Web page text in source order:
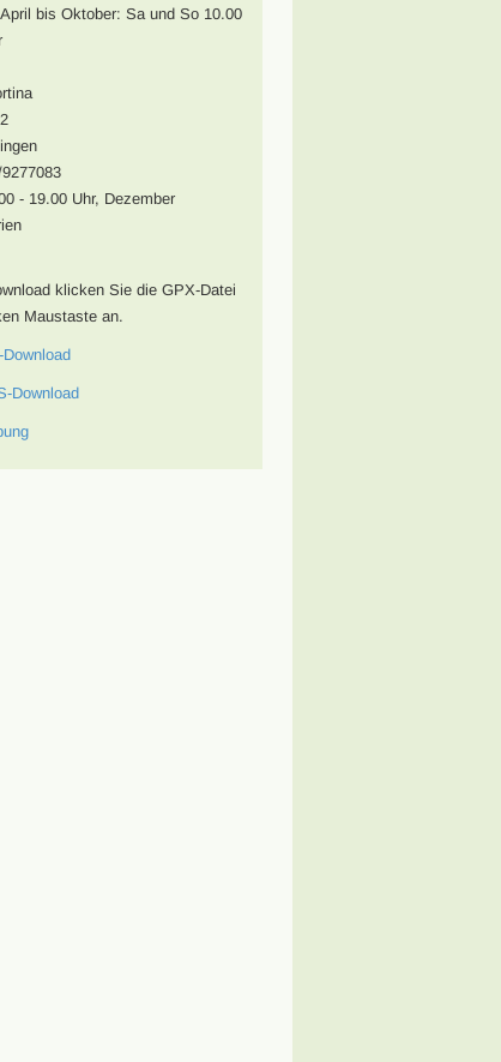
bis Oktober: Sa und So 10.00
- 19.00 Uhr, Dezember
klicken Sie die GPX-Datei
Maustaste an.
Download